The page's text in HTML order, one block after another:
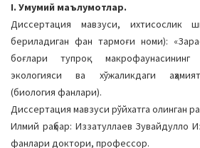
i
g
a
t
i
o
n
I. Умумий маълумотлар.
Диссертация мавзуси, ихтисослик
бериладиган фан тармоғи номи):
боғлари тупроқ макрофаунасининг
экологияси ва хўжаликдаги
(биология фанлари).
Диссертация мавзуси рўйхатга олинган
Илмий раҳбар: Иззатуллаев Зувайдулло
фанлари доктори, профессор.